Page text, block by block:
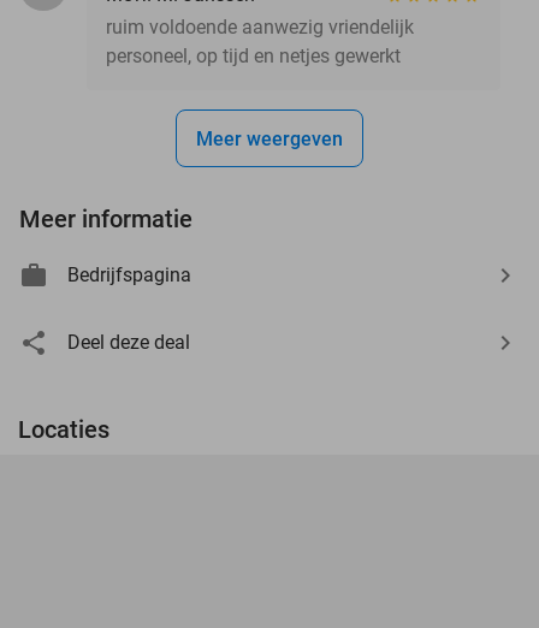
ruim voldoende aanwezig vriendelijk
personeel, op tijd en netjes gewerkt
Meer weergeven
Meer informatie
Bedrijfspagina
Deel deze deal
Locaties